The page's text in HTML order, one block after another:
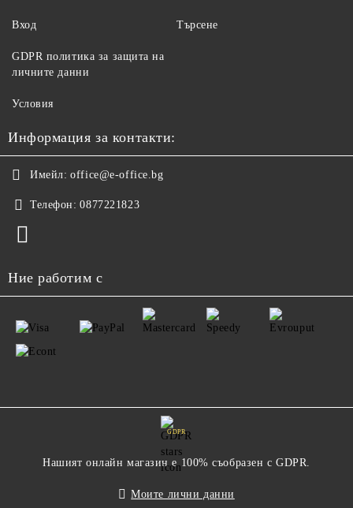
Вход Търсене
GDPR политика за защита на
личните данни
Условия
Информация за контакти:
Имейл: office@e-office.bg
Телефон: 0877221823
Ние работим с
GDPR
Нашият онлайн магазин е 100% съобразен с GDPR.
Моите лични данни